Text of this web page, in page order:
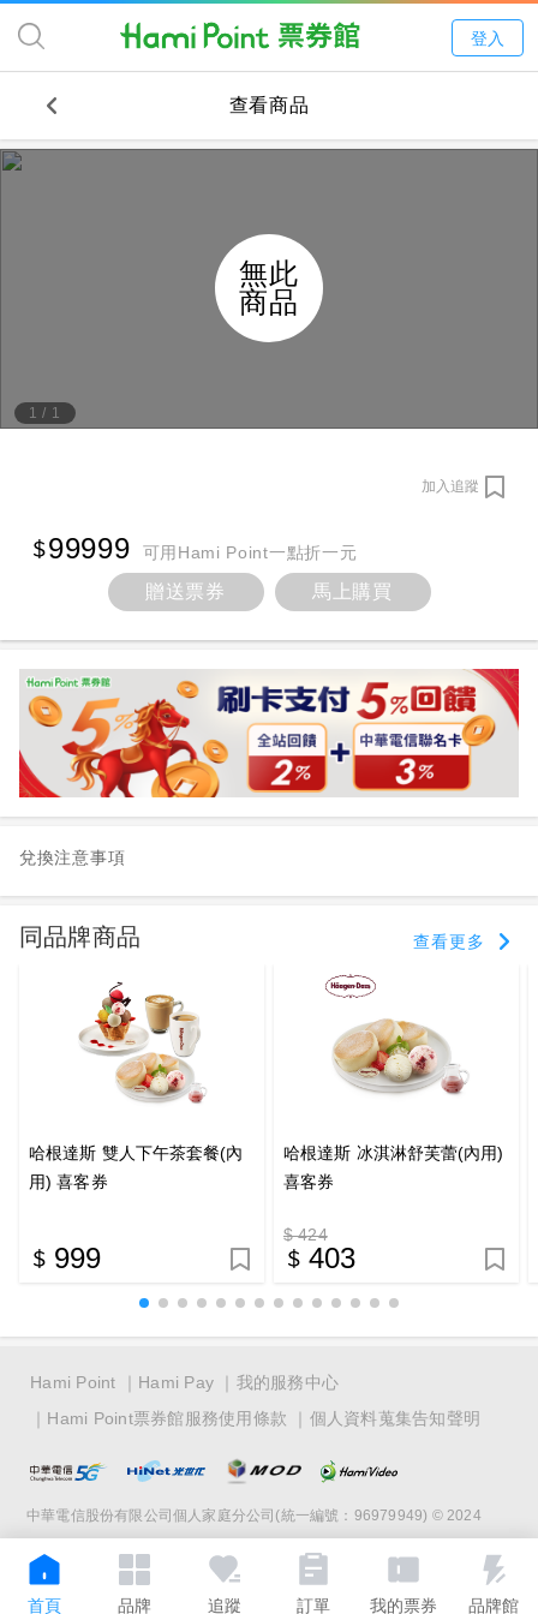
登入
首頁 品牌 追蹤 訂單 我的票券 品牌館
查看商品
1 / 1
無此
商品
加入追蹤
99999 可用Hami Point一點折一元
贈送票券 馬上購買
兌換注意事項
同品牌商品 查看更多
哈根達斯 雙人下午茶套餐(內
用) 喜客券
999
哈根達斯 冰淇淋舒芙蕾(內用)
喜客券
$ 424
403
Hami Point Hami Pay
我的服務中心
Hami Point票券館服務使用條款
個人資料蒐集告知聲明
中華電信股份有限公司個人家庭分公司(統一編號：96979949) © 2024